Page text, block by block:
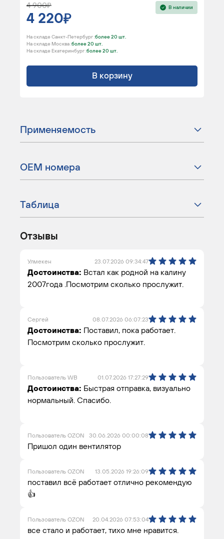
4 900
4 220
В наличии
На складе Санкт-Петербург :более 20 шт.
На складе Москва :более 20 шт.
На складе Екатеринбург :более 20 шт.
В корзину
Применяемость
ОЕМ номера
Таблица
Отзывы
Улмекен 23.07.2026 09:34:47
Достоинства: Встал как родной на калину
2007года .Посмотрим сколько прослужит.
Сергей 08.07.2026 06:07:23
Достоинства: Поставил, пока работает.
Посмотрим сколько прослужит.
Пользователь WB 01.07.2026 17:27:29
Достоинства: Быстрая отправка, визуально
нормальный. Спасибо.
Пользователь OZON 30.06.2026 00:00:08
Пришол один вентилятор
Пользователь OZON 13.05.2026 19:26:09
поставил всё работает отлично рекомендую
👍
Пользователь OZON 20.04.2026 07:53:04
все стало и работает, тихо мне нравится.